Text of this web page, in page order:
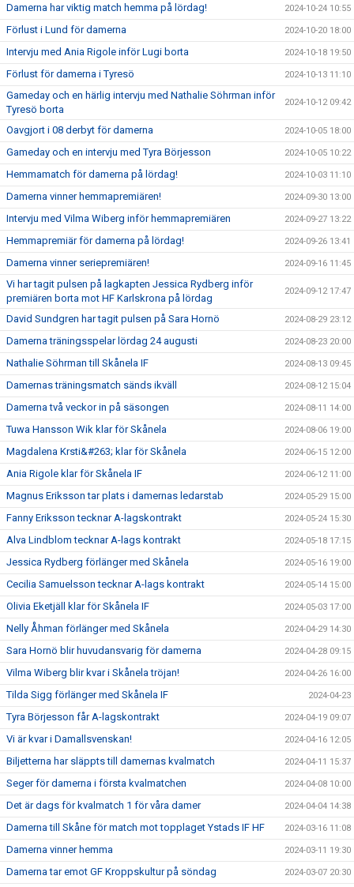
Damerna har viktig match hemma på lördag! 2024-10-24 10:55
Förlust i Lund för damerna 2024-10-20 18:00
Intervju med Ania Rigole inför Lugi borta 2024-10-18 19:50
Förlust för damerna i Tyresö 2024-10-13 11:10
Gameday och en härlig intervju med Nathalie Söhrman inför
Tyresö borta
2024-10-12 09:42
Oavgjort i 08 derbyt för damerna 2024-10-05 18:00
Gameday och en intervju med Tyra Börjesson 2024-10-05 10:22
Hemmamatch för damerna på lördag! 2024-10-03 11:10
Damerna vinner hemmapremiären! 2024-09-30 13:00
Intervju med Vilma Wiberg inför hemmapremiären 2024-09-27 13:22
Hemmapremiär för damerna på lördag! 2024-09-26 13:41
Damerna vinner seriepremiären! 2024-09-16 11:45
Vi har tagit pulsen på lagkapten Jessica Rydberg inför
premiären borta mot HF Karlskrona på lördag
2024-09-12 17:47
David Sundgren har tagit pulsen på Sara Hornö 2024-08-29 23:12
Damerna träningsspelar lördag 24 augusti 2024-08-23 20:00
Nathalie Söhrman till Skånela IF 2024-08-13 09:45
Damernas träningsmatch sänds ikväll 2024-08-12 15:04
Damerna två veckor in på säsongen 2024-08-11 14:00
Tuwa Hansson Wik klar för Skånela 2024-08-06 19:00
Magdalena Krsti&#263; klar för Skånela 2024-06-15 12:00
Ania Rigole klar för Skånela IF 2024-06-12 11:00
Magnus Eriksson tar plats i damernas ledarstab 2024-05-29 15:00
Fanny Eriksson tecknar A-lagskontrakt 2024-05-24 15:30
Alva Lindblom tecknar A-lags kontrakt 2024-05-18 17:15
Jessica Rydberg förlänger med Skånela 2024-05-16 19:00
Cecilia Samuelsson tecknar A-lags kontrakt 2024-05-14 15:00
Olivia Eketjäll klar för Skånela IF 2024-05-03 17:00
Nelly Åhman förlänger med Skånela 2024-04-29 14:30
Sara Hornö blir huvudansvarig för damerna 2024-04-28 09:15
Vilma Wiberg blir kvar i Skånela tröjan! 2024-04-26 16:00
Tilda Sigg förlänger med Skånela IF 2024-04-23
Tyra Börjesson får A-lagskontrakt 2024-04-19 09:07
Vi är kvar i Damallsvenskan! 2024-04-16 12:05
Biljetterna har släppts till damernas kvalmatch 2024-04-11 15:37
Seger för damerna i första kvalmatchen 2024-04-08 10:00
Det är dags för kvalmatch 1 för våra damer 2024-04-04 14:38
Damerna till Skåne för match mot topplaget Ystads IF HF 2024-03-16 11:08
Damerna vinner hemma 2024-03-11 19:30
Damerna tar emot GF Kroppskultur på söndag 2024-03-07 20:30